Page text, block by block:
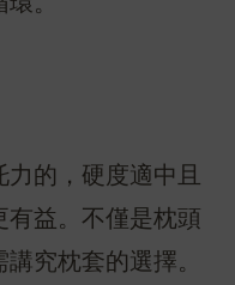
的，硬度適中且
益。不僅是枕頭
究枕套的選擇。